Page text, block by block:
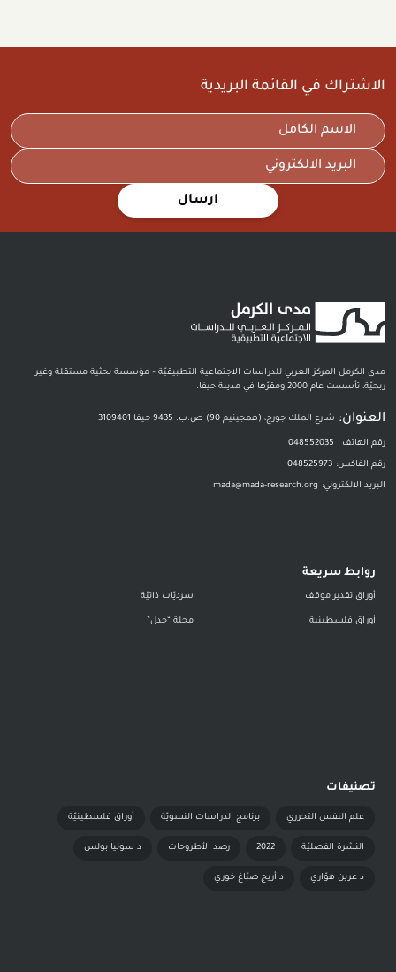
الاشتراك في القائمة البريدية
ارسال
مدى الكرمل المركز العربي للدراسات الاجتماعية التطبيقيّة – مؤسسة بحثية مستقلة وغير
ربحيّة، تأسست عام 2000 ومقرّها في مدينة حيفا.
العنوان: شارع الملك جورج، (همجينيم 90) ص.ب. 9435 حيفا 3109401
رقم الهاتف : 048552035
رقم الفاكس: 048525973
البريد الالكتروني: mada@mada-research.org
روابط سريعة
أوراق تقدير موقف سرديّات ذاتيّة
أوراق فلسطينية مجلة “جدل”
تصنيفات
علم النفس التحرري برنامج الدراسات النسويّة أوراق فلسطينيّة
النشرة الفصليّة 2022 رصد الأطروحات د سونيا بولس
د عرين هوّاري د أريج صبّاغ خوري